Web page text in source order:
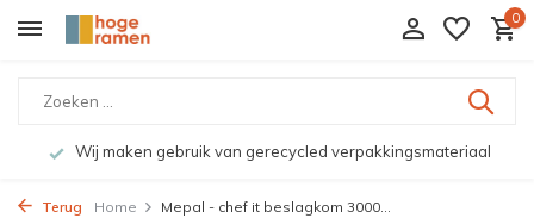
0
Wij maken gebruik van gerecycled verpakkingsmateriaal
Terug Home Mepal - chef it beslagkom 3000...